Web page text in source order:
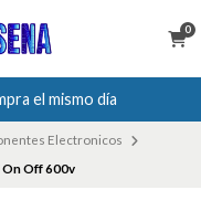
0
el mismo día
Electronicos
Off 600v